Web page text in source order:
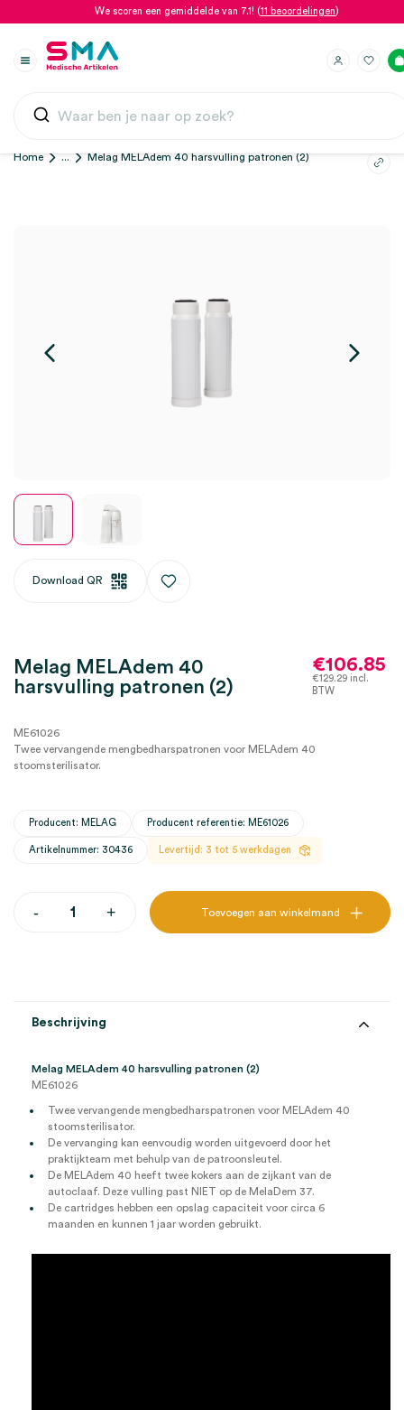
We scoren een gemiddelde van 7.1! (11 beoordelingen)
Home ... Melag MELAdem 40 harsvulling patronen (2)
Download QR
Melag MELAdem 40
harsvulling patronen (2)
€106.85
€129.29incl.
BTW
ME61026
Twee vervangende mengbedharspatronen voor MELAdem 40
stoomsterilisator.
Producent: MELAG Producent referentie: ME61026
Artikelnummer: 30436 Levertijd: 3 tot 5 werkdagen
- + Toevoegen aan winkelmand
Beschrijving
Melag MELAdem 40 harsvulling patronen (2)
ME61026
Twee vervangende mengbedharspatronen voor MELAdem 40
stoomsterilisator.
De vervanging kan eenvoudig worden uitgevoerd door het
praktijkteam met behulp van de patroonsleutel.
De MELAdem 40 heeft twee kokers aan de zijkant van de
autoclaaf. Deze vulling past NIET op de MelaDem 37.
De cartridges hebben een opslag capaciteit voor circa 6
maanden en kunnen 1 jaar worden gebruikt.